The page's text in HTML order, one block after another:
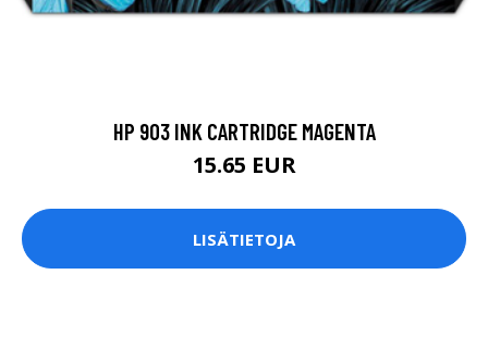
HP 903 INK CARTRIDGE MAGENTA
15.65 EUR
LISÄTIETOJA